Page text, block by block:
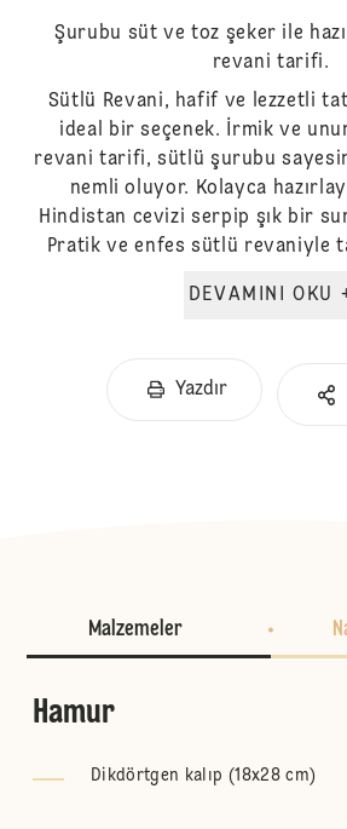
Şurubu süt ve toz şeker ile
revani tarifi.
Sütlü Revani, hafif ve lezzetli
ideal bir seçenek. İrmik ve
revani tarifi, sütlü şurubu
nemli oluyor. Kolayca
Hindistan cevizi serpip şık bir
Pratik ve enfes sütlü revaniyle
Yazdır
Malzemeler
Hamur
Dikdörtgen kalıp (18x28 cm)